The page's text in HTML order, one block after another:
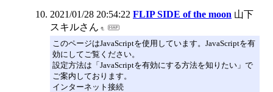
2021/01/28 20:54:22 FLIP SIDE of the moon 山下
スキルさん
このページはJavaScriptを使用しています。JavaScriptを有
効にしてご覧ください。
設定方法は「JavaScriptを有効にする方法を知りたい」で
ご案内しております。
インターネット接続